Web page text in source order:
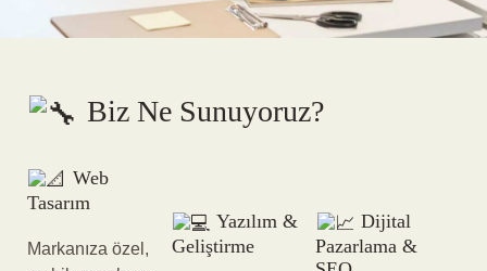
Biz Ne Sunuyoruz?
Web
Tasarım
Markanıza özel,
Yazılım &
Geliştirme
Dijital
Pazarlama &